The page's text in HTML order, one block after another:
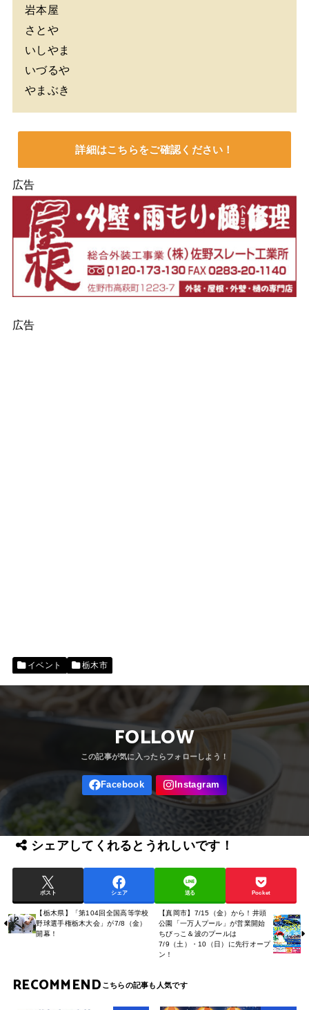
岩本屋
さとや
いしやま
いづるや
やまぶき
詳細はこちらをご確認ください！
広告
広告
イベント 栃木市
FOLLOW
シェアしてくれるとうれしいです！
ポスト シェア 送る Pocket
【栃木県】「第104回全国高等学校
野球選手権栃木大会」が7/8（金）
開幕！
【真岡市】7/15（金）から！井頭
公園「一万人プール」が営業開始
ちびっこ＆波のプールは
7/9（土）・10（日）に先行オープ
ン！
RECOMMEND